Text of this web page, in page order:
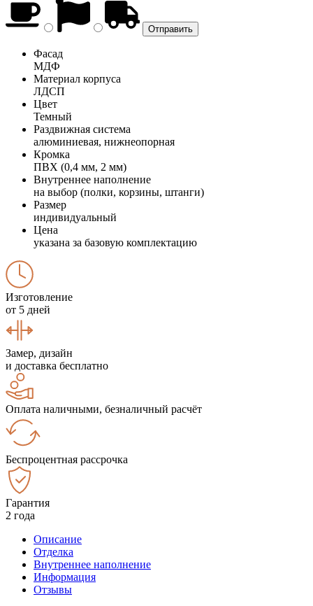
Фасад
МДФ
Материал корпуса
ЛДСП
Цвет
Темный
Раздвижная система
алюминиевая, нижнеопорная
Кромка
ПВХ (0,4 мм, 2 мм)
Внутреннее наполнение
на выбор (полки, корзины, штанги)
Размер
индивидуальный
Цена
указана за базовую комплектацию
Изготовление
от 5 дней
Замер, дизайн
и доставка бесплатно
Оплата наличными, безналичный расчёт
Беспроцентная рассрочка
Гарантия
2 года
Описание
Отделка
Внутреннее наполнение
Информация
Отзывы